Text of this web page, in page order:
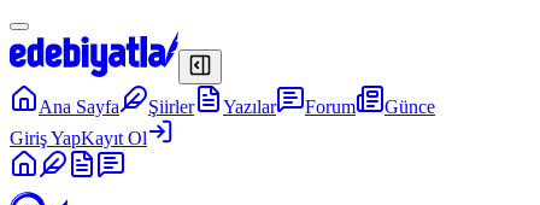
Ana Sayfa Şiirler Yazılar Forum
Günce
Giriş YapKayıt Ol